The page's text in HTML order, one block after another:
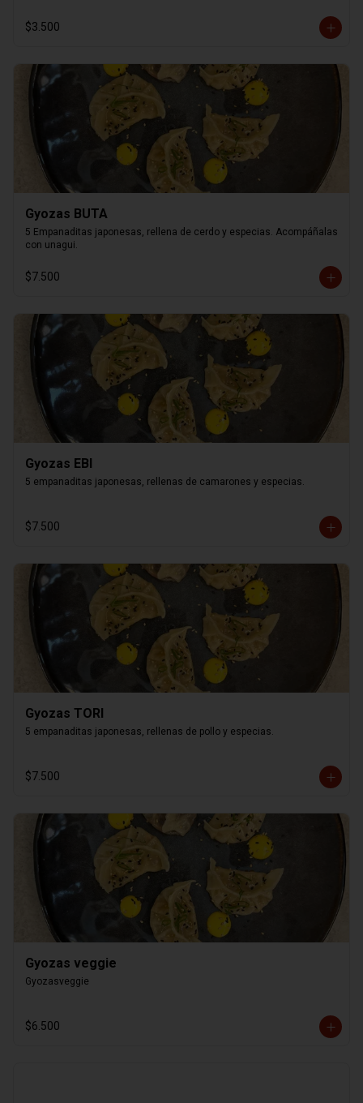
$3.500
Gyozas BUTA
5 Empanaditas japonesas, rellena de cerdo y especias. Acompáñalas
con unagui.
$7.500
Gyozas EBI
5 empanaditas japonesas, rellenas de camarones y especias.
$7.500
Gyozas TORI
5 empanaditas japonesas, rellenas de pollo y especias.
$7.500
Gyozas veggie
Gyozasveggie
$6.500